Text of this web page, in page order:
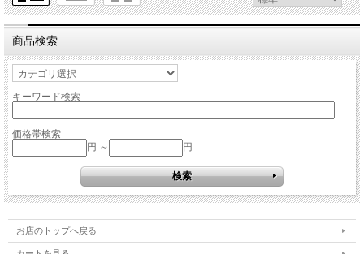
商品検索
キーワード検索
価格帯検索
円 ～
円
お店のトップへ戻る